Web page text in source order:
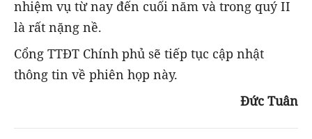
nhiệm vụ từ nay đến cuối năm và trong quý II
là rất nặng nề.
Cổng TTĐT Chính phủ sẽ tiếp tục cập nhật
thông tin về phiên họp này.
Đức Tuân